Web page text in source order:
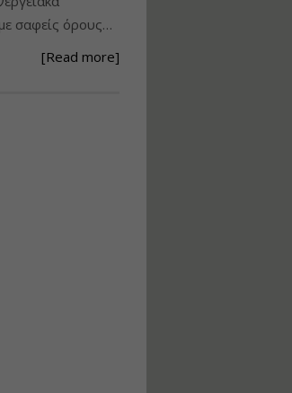
σαφείς όρους…
[Read more]
Επίβλεψη Δημοσίων
Έργων με τον
Ν.4782/2021